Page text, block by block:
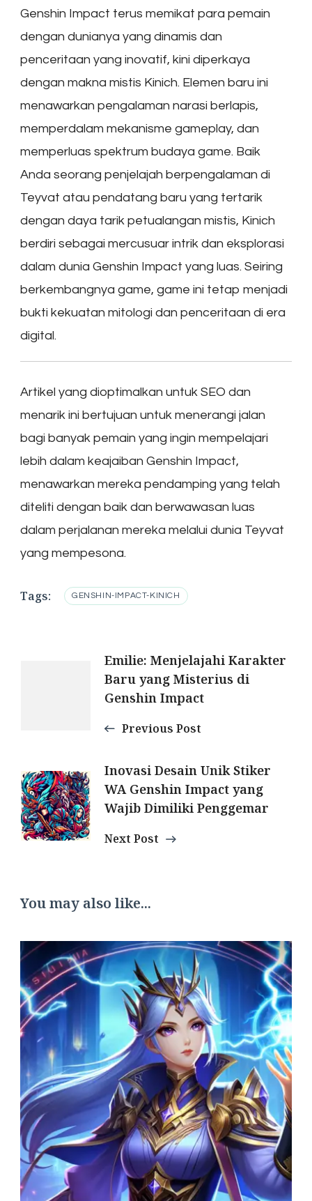
Genshin Impact terus memikat para pemain
dengan dunianya yang dinamis dan
penceritaan yang inovatif, kini diperkaya
dengan makna mistis Kinich. Elemen baru ini
menawarkan pengalaman narasi berlapis,
memperdalam mekanisme gameplay, dan
memperluas spektrum budaya game. Baik
Anda seorang penjelajah berpengalaman di
Teyvat atau pendatang baru yang tertarik
dengan daya tarik petualangan mistis, Kinich
berdiri sebagai mercusuar intrik dan eksplorasi
dalam dunia Genshin Impact yang luas. Seiring
berkembangnya game, game ini tetap menjadi
bukti kekuatan mitologi dan penceritaan di era
digital.
Artikel yang dioptimalkan untuk SEO dan
menarik ini bertujuan untuk menerangi jalan
bagi banyak pemain yang ingin mempelajari
lebih dalam keajaiban Genshin Impact,
menawarkan mereka pendamping yang telah
diteliti dengan baik dan berwawasan luas
dalam perjalanan mereka melalui dunia Teyvat
yang mempesona.
Tags: GENSHIN-IMPACT-KINICH
Navigation
Emilie: Menjelajahi Karakter
Baru yang Misterius di
Genshin Impact
Previous Post
Inovasi Desain Unik Stiker
WA Genshin Impact yang
Wajib Dimiliki Penggemar
Next Post
You may also like...